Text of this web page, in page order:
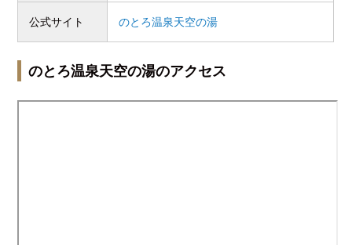
公式サイト のとろ温泉天空の湯
のとろ温泉天空の湯のアクセス